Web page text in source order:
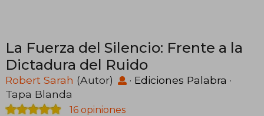
La Fuerza del Silencio: Frente a la
Dictadura del Ruido
Robert Sarah (Autor) · Ediciones Palabra ·
Tapa Blanda
16 opiniones